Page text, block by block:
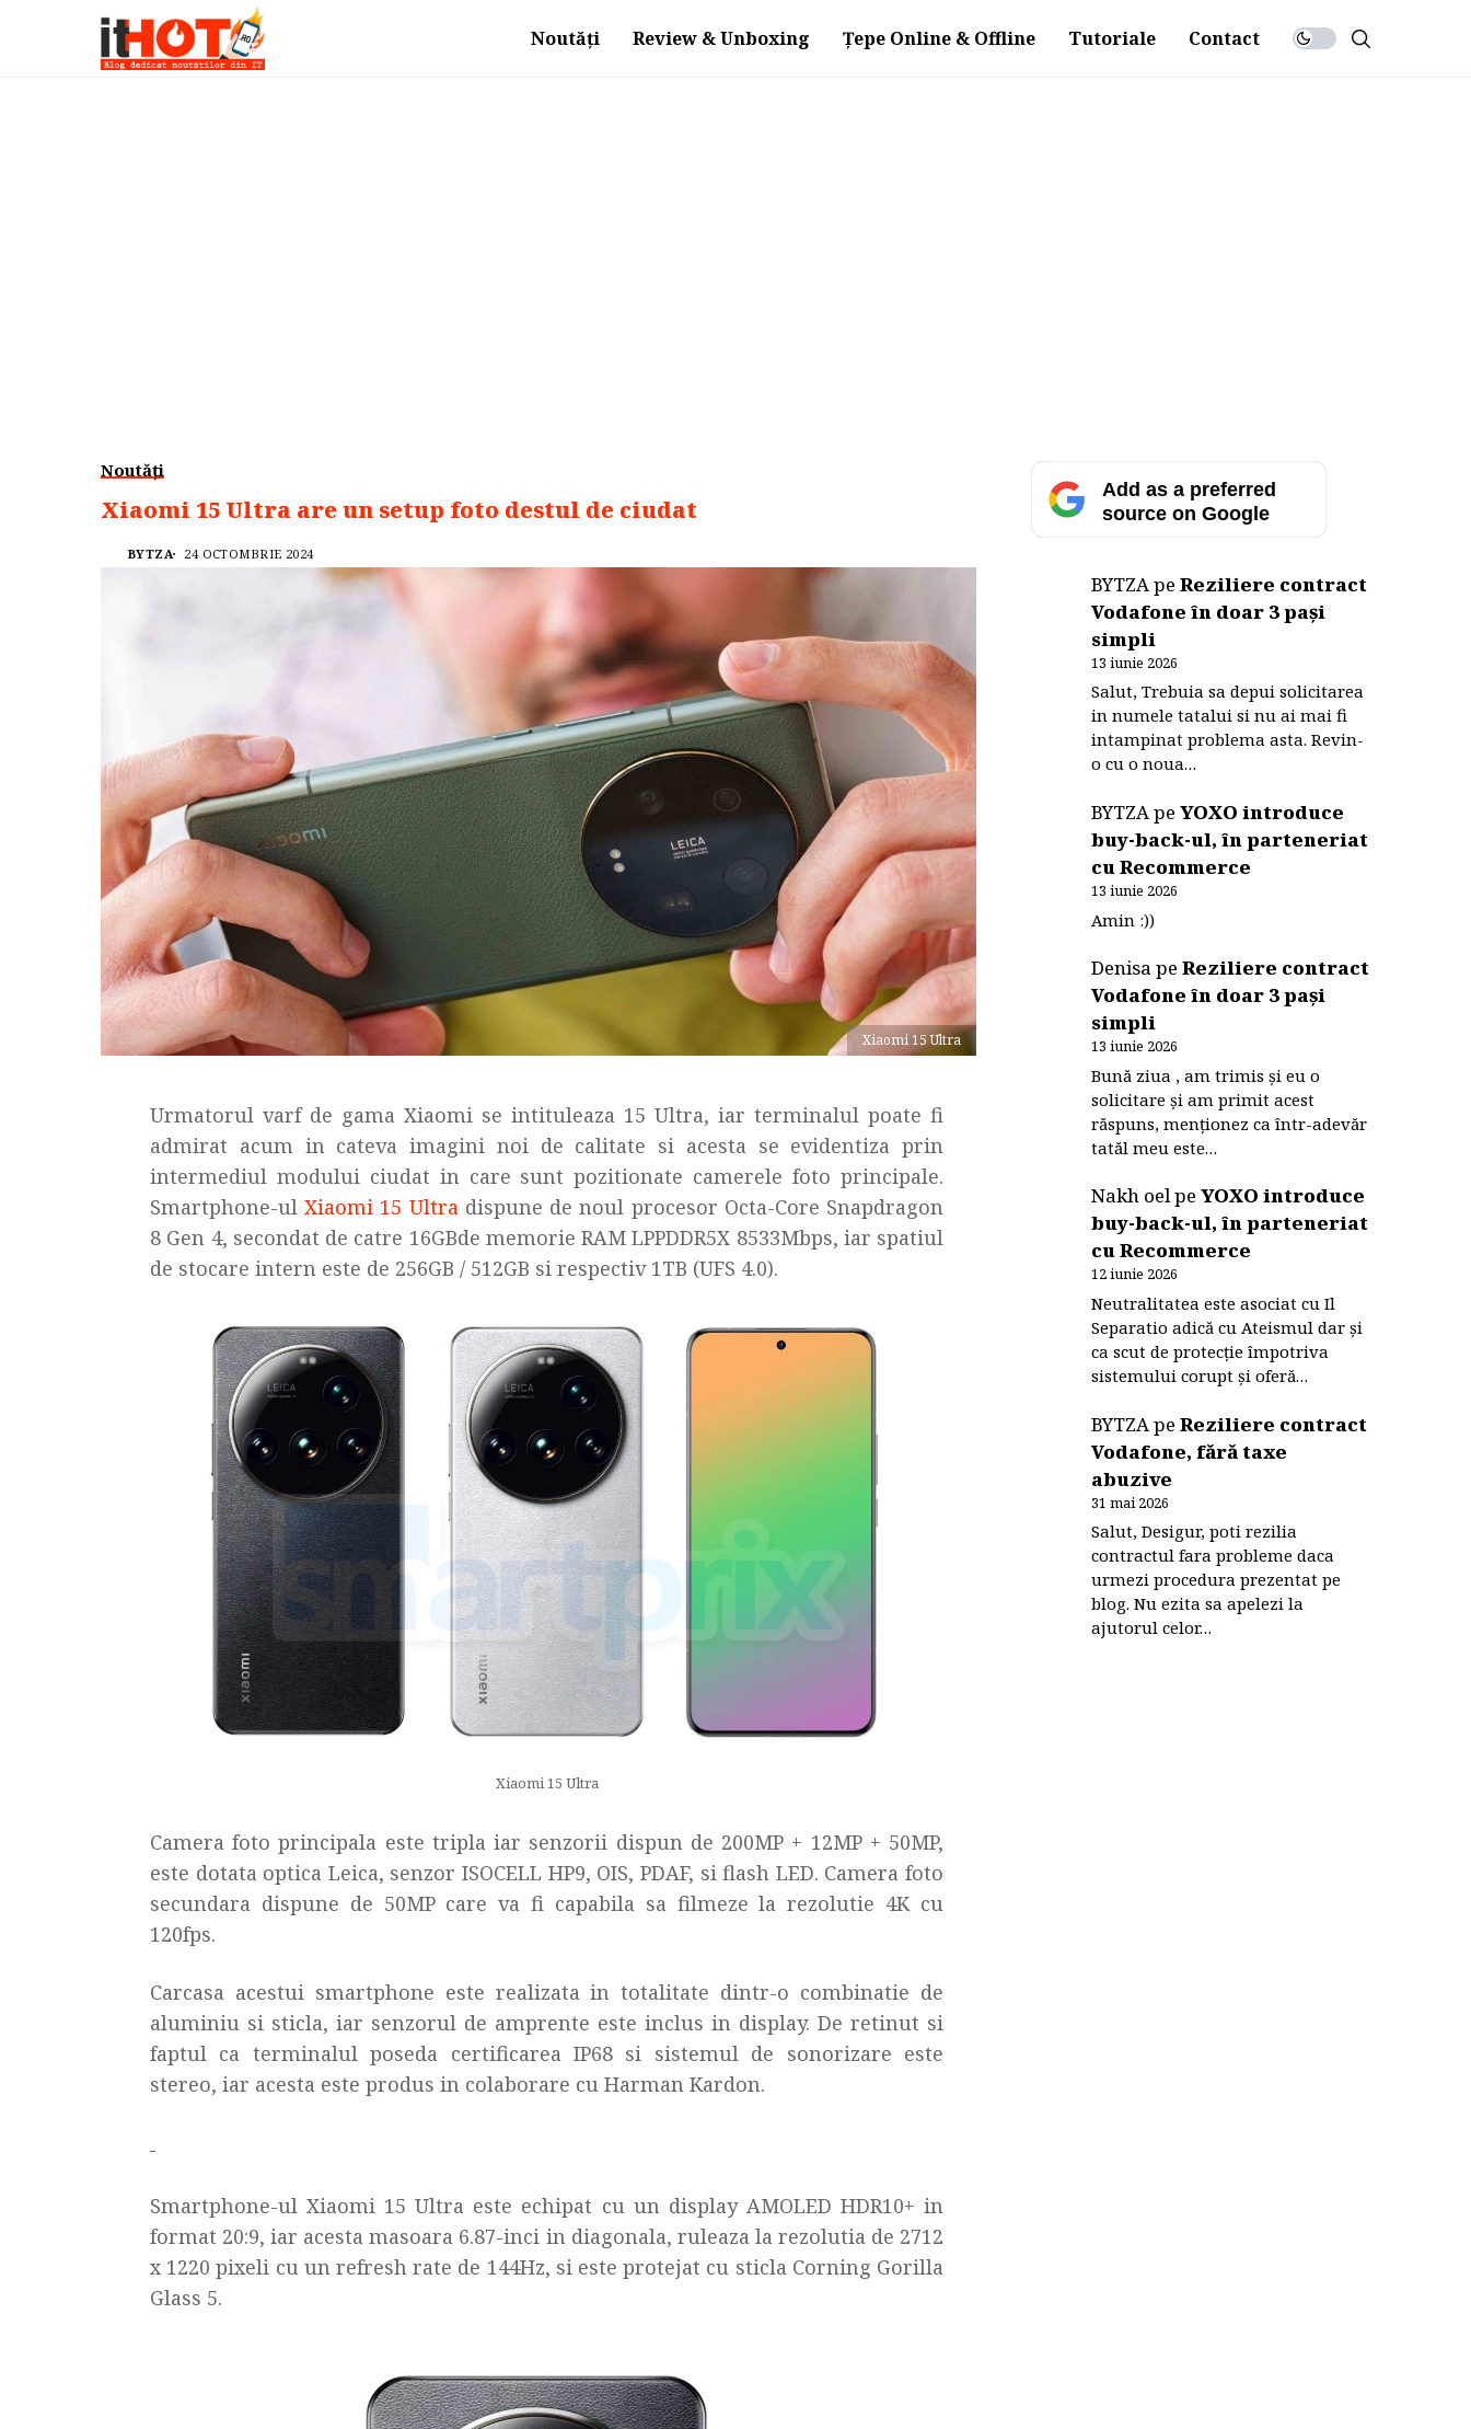
Noutăți Review & Unboxing Țepe Online & Offline Tutoriale Contact
Noutăți
Xiaomi 15 Ultra are un setup foto destul de ciudat
BYTZA 24 OCTOMBRIE 2024
Xiaomi 15 Ultra
Urmatorul varf de gama Xiaomi se intituleaza 15 Ultra, iar terminalul poate fi
admirat acum in cateva imagini noi de calitate si acesta se evidentiza prin
intermediul modului ciudat in care sunt pozitionate camerele foto principale.
Smartphone-ulXiaomi 15 Ultradispune de noul procesor Octa-Core Snapdragon
8 Gen 4, secondat de catre 16GBde memorie RAM LPPDDR5X 8533Mbps, iar spatiul
de stocare intern este de 256GB / 512GB si respectiv 1TB (UFS 4.0).
Xiaomi 15 Ultra
Camera foto principala este tripla iar senzorii dispun de 200MP + 12MP + 50MP,
este dotata optica Leica, senzor ISOCELL HP9, OIS, PDAF, si flash LED. Camera foto
secundara dispune de 50MP care va fi capabila sa filmeze la rezolutie 4K cu
120fps.
Carcasa acestui smartphone este realizata in totalitate dintr-o combinatie de
aluminiu si sticla, iar senzorul de amprente este inclus in display. De retinut si
faptul ca terminalul poseda certificarea IP68 si sistemul de sonorizare este
stereo, iar acesta este produs in colaborare cu Harman Kardon.
Smartphone-ul Xiaomi 15 Ultra este echipat cu un display AMOLED HDR10+ in
format 20:9, iar acesta masoara 6.87-inci in diagonala, ruleaza la rezolutia de 2712
x 1220 pixeli cu un refresh rate de 144Hz, si este protejat cu sticla Corning Gorilla
Glass 5.
Add as a preferred
source on Google
BYTZApeReziliere contract
Vodafone în doar 3 pași
simpli
13 iunie 2026
Salut, Trebuia sa depui solicitarea
in numele tatalui si nu ai mai fi
intampinat problema asta. Revin-
o cu o noua…
BYTZApeYOXO introduce
buy-back-ul, în parteneriat
cu Recommerce
13 iunie 2026
Amin :))
DenisapeReziliere contract
Vodafone în doar 3 pași
simpli
13 iunie 2026
Bună ziua , am trimis și eu o
solicitare și am primit acest
răspuns, menționez ca într-adevăr
tatăl meu este…
Nakh oelpeYOXO introduce
buy-back-ul, în parteneriat
cu Recommerce
12 iunie 2026
Neutralitatea este asociat cu Il
Separatio adică cu Ateismul dar și
ca scut de protecție împotriva
sistemului corupt și oferă…
BYTZApeReziliere contract
Vodafone, fără taxe
abuzive
31 mai 2026
Salut, Desigur, poti rezilia
contractul fara probleme daca
urmezi procedura prezentat pe
blog. Nu ezita sa apelezi la
ajutorul celor…